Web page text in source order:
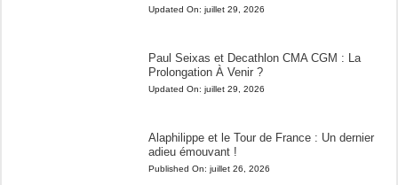
Updated On: juillet 29, 2026
Paul Seixas et Decathlon CMA CGM : La
Prolongation À Venir ?
Updated On: juillet 29, 2026
Alaphilippe et le Tour de France : Un dernier
adieu émouvant !
Published On: juillet 26, 2026